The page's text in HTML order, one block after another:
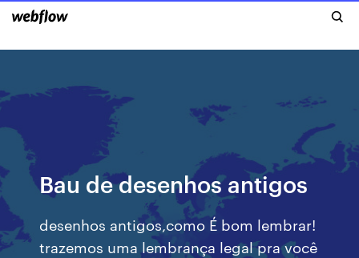
Bau de desenhos antigos
desenhos antigos,como É bom lembrar!
trazemos uma lembrança legal pra você